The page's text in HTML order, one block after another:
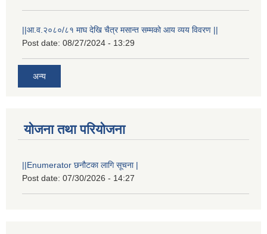
||आ.व.२०८०/८१ माघ देखि चैत्र मसान्त सम्मको आय व्यय विवरण ||
Post date: 08/27/2024 - 13:29
अन्य
योजना तथा परियोजना
||Enumerator छनौटका लागि सूचना |
Post date: 07/30/2026 - 14:27